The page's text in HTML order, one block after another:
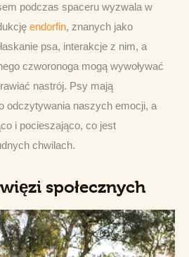
podczas spaceru wyzwala w
endorfin, znanych jako
psa, interakcje z nim, a
czworonoga mogą wywoływać
nastrój. Psy mają
odczytywania naszych emocji, a
i pocieszająco, co jest
chwilach.
społecznych